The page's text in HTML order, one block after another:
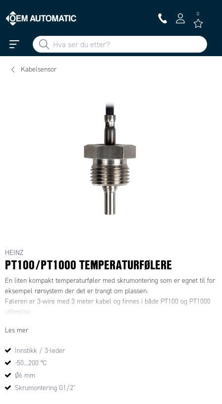
0
Kabelsensor
HEINZ
PT100/PT1000 TEMPERATURFØLERE
En liten kompakt temperaturføler med skrumontering som er egnet til for
eksempel rørsystem der det er trangt om plassen.
Føleren er 3-wire med 3 meter kabel og finnes i både PT100 og PT1000
utførelse.
Les mer
Innstikk / 3-leder
-50...200 °C
Ø6 mm
Skrumontering G1/2"